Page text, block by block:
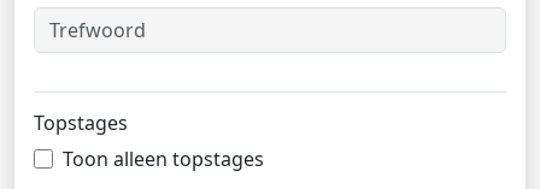
Topstages
Toon alleen topstages